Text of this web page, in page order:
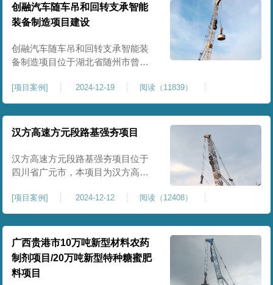
地周边已有建筑物，且本项目采用
夯击能较大，夯击次数较多，为确
保场地临近建筑物安全性，我司在
临近建筑物的场地界限开挖减震沟
创融汽车随车吊和回转支承智能
装备制造项目建设
创融汽车随车吊和回转支承智能装
备制造项目位于湖北省随州市曾都
套设置，本次对主要对项目生产车
间区域进行强夯施工，面积约为
20000平方米，要求经强夯后地基承
载力不低于140Kpa。康尚强夯公司
场，设备型号为ZRYG3500C，施工
作业人员按照设计严格施工。
[项目案例] 2024-12-19 阅读（11839）
汉方高速方元段路基强夯项目
汉方高速方元段路基强夯项目位于
四川省广元市，本项目为汉方高速
240000平方米，施工周期长，待路
基回填达到设计标高后，强夯施工
一次。我司于土方单位交叉作业。
康尚强夯公司于2024年10月20日安
排设备人员进场，按照图纸设计施
工。
[项目案例] 2024-12-12 阅读（12408）
广西贵港市10万吨新型材料农药
制剂项目/20万吨新型特种糖蜜肥
料项目